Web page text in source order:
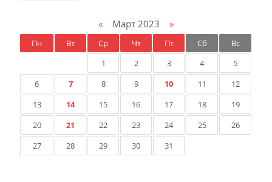
«Март 2023 »
Пн Вт Ср Чт Пт Сб
Вс
1
2 3 4
5
6
7 8 9 10 11
12
13
14 15 16 17 18
19
20
21 22 23 24 25
26
27
28 29 30 31